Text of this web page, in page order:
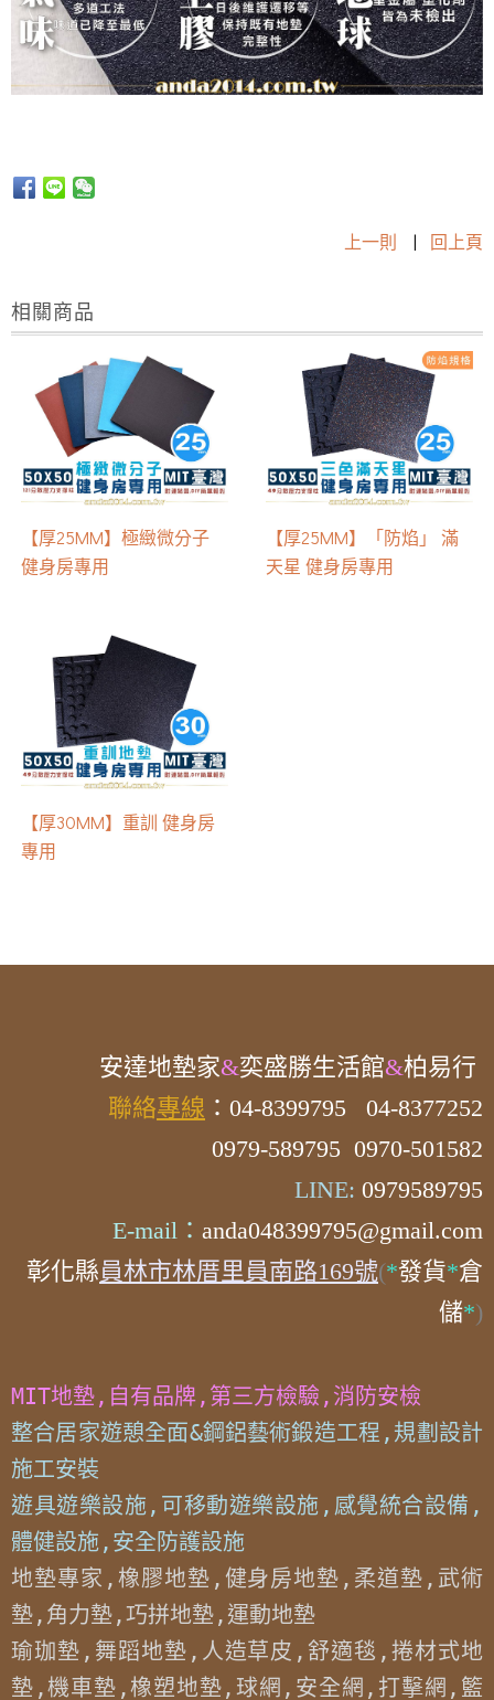
上一則 | 回上頁
相關商品
【厚25MM】極緻微分子
健身房專用
【厚25MM】「防焰」 滿
天星 健身房專用
【厚30MM】重訓 健身房
專用
安達地墊家&奕盛勝生活館&柏易行
聯絡專線 ：04-8399795
04-8377252
0979-589795 0970-501582
LINE: 0979589795
E-mail： anda048399795@gmail.com
彰化縣員林市林厝里員南路169號(*發貨*倉
儲*)
MIT地墊,自有品牌,第三方檢驗,消防安檢
整合居家遊憩全面&鋼鋁藝術鍛造工程,規劃設計
施工安裝
遊具遊樂設施,可移動遊樂設施,感覺統合設備,
體健設施,安全防護設施
地墊專家,橡膠地墊,健身房地墊,柔道墊,武術
墊,角力墊,巧拼地墊,運動地墊
瑜珈墊,舞蹈地墊,人造草皮,舒適毯,捲材式地
墊,機車墊,橡塑地墊,球網,安全網,打擊網,籃